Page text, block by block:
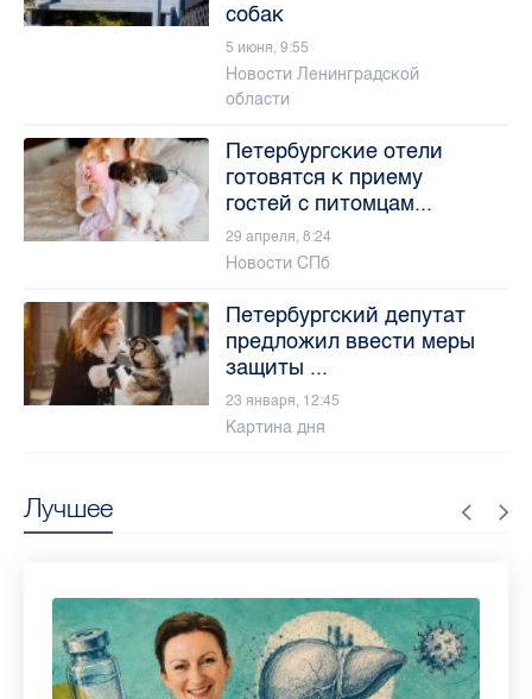
собак
5 июня, 9:55
Новости Ленинградской
области
Петербургские отели
готовятся к приему
гостей с питомцам...
29 апреля, 8:24
Новости СПб
Петербургский депутат
предложил ввести меры
защиты ...
23 января, 12:45
Картина дня
Лучшее